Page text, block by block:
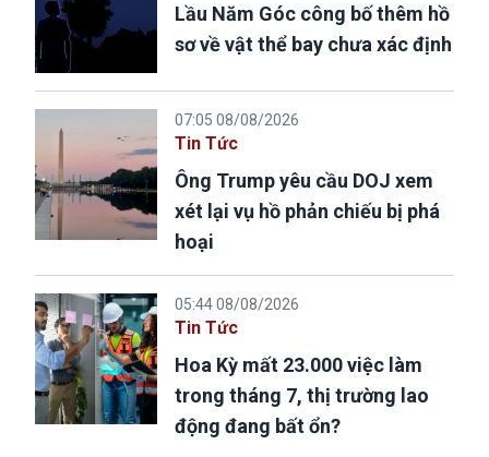
Lầu Năm Góc công bố thêm hồ
sơ về vật thể bay chưa xác định
07:05 08/08/2026
Tin Tức
Ông Trump yêu cầu DOJ xem
xét lại vụ hồ phản chiếu bị phá
hoại
05:44 08/08/2026
Tin Tức
Hoa Kỳ mất 23.000 việc làm
trong tháng 7, thị trường lao
động đang bất ổn?